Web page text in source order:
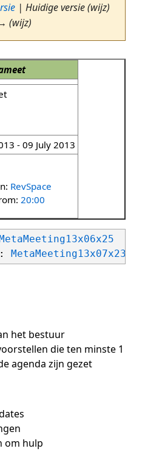
| Huidige versie (wijz)
(wijz)
- 09 July 2013
RevSpace
20:00
MetaMeeting13x06x25
MetaMeeting13x07x23
het bestuur
die ten minste 1
agenda zijn gezet
om hulp